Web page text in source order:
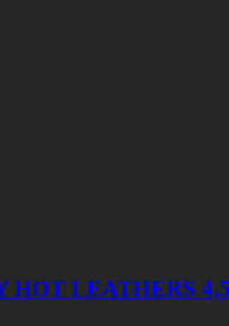
HOT LEATHERS